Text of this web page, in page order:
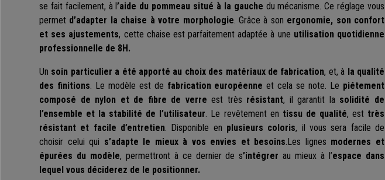
se fait facilement, à l’aide du pommeau situé à la gauche du mécanisme. Ce réglage vous
permet d’adapter la chaise à votre morphologie. Grâce à son ergonomie, son confort
et ses ajustements, cette chaise est parfaitement adaptée à une utilisation quotidienne
professionnelle de 8H.
Un soin particulier a été apporté au choix des matériaux de fabrication, et, à la qualité
des finitions. Le modèle est de fabrication européenne et cela se note. Le piétement
composé de nylon et de fibre de verre est très résistant, il garantit la solidité de
l’ensemble et la stabilité de l’utilisateur. Le revêtement en tissu de qualité, esttrès
résistant et facile d’entretien. Disponible en plusieurs coloris, il vous sera facile de
choisir celui qui s’adapte le mieux à vos envies et besoins.Les lignes modernes et
épurées du modèle, permettront à ce dernier de s’intégrer au mieux à l’espace dans
lequel vous déciderez de le positionner.